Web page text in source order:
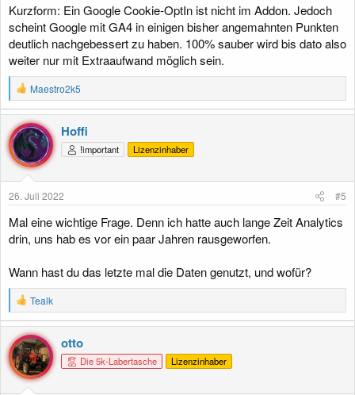
Kurzform: Ein Google Cookie-OptIn ist nicht im Addon. Jedoch
scheint Google mit GA4 in einigen bisher angemahnten Punkten
deutlich nachgebessert zu haben. 100% sauber wird bis dato also
weiter nur mit Extraaufwand möglich sein.
R
e
a
k
t
i
o
n
n
Maestro2k5
Hoffi
!important Lizenzinhaber
26. Juli 2022 #5
Mal eine wichtige Frage. Denn ich hatte auch lange Zeit Analytics
drin, uns hab es vor ein paar Jahren rausgeworfen.
Wann hast du das letzte mal die Daten genutzt, und wofür?
R
e
a
k
t
i
o
n
Tealk
otto
Die 5k-Labertasche Lizenzinhaber